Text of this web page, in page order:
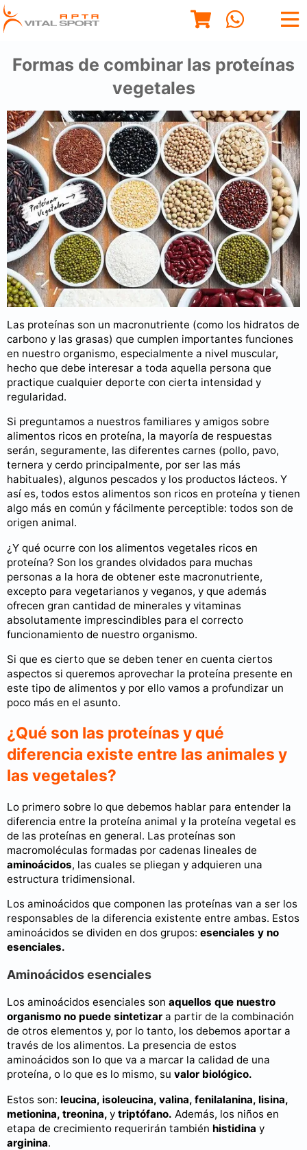
Formas de combinar las proteínas
vegetales
Las proteínas son un macronutriente (como los hidratos de
carbono y las grasas) que cumplen importantes funciones
en nuestro organismo, especialmente a nivel muscular,
hecho que debe interesar a toda aquella persona que
practique cualquier deporte con cierta intensidad y
regularidad.
Si preguntamos a nuestros familiares y amigos sobre
alimentos ricos en proteína, la mayoría de respuestas
serán, seguramente, las diferentes carnes (pollo, pavo,
ternera y cerdo principalmente, por ser las más
habituales), algunos pescados y los productos lácteos. Y
así es, todos estos alimentos son ricos en proteína y tienen
algo más en común y fácilmente perceptible: todos son de
origen animal.
¿Y qué ocurre con los alimentos vegetales ricos en
proteína? Son los grandes olvidados para muchas
personas a la hora de obtener este macronutriente,
excepto para vegetarianos y veganos, y que además
ofrecen gran cantidad de minerales y vitaminas
absolutamente imprescindibles para el correcto
funcionamiento de nuestro organismo.
Si que es cierto que se deben tener en cuenta ciertos
aspectos si queremos aprovechar la proteína presente en
este tipo de alimentos y por ello vamos a profundizar un
poco más en el asunto.
¿Qué son las proteínas y qué
diferencia existe entre las animales y
las vegetales?
Lo primero sobre lo que debemos hablar para entender la
diferencia entre la proteína animal y la proteína vegetal es
de las proteínas en general. Las proteínas son
macromoléculas formadas por cadenas lineales de
aminoácidos, las cuales se pliegan y adquieren una
estructura tridimensional.
Los aminoácidos que componen las proteínas van a ser los
responsables de la diferencia existente entre ambas. Estos
aminoácidos se dividen en dos grupos: esenciales y no
esenciales.
Aminoácidos esenciales
Los aminoácidos esenciales son aquellos que nuestro
organismo no puede sintetizar a partir de la combinación
de otros elementos y, por lo tanto, los debemos aportar a
través de los alimentos. La presencia de estos
aminoácidos son lo que va a marcar la calidad de una
proteína, o lo que es lo mismo, su valor biológico.
Estos son: leucina, isoleucina, valina, fenilalanina, lisina,
metionina, treonina, y triptófano. Además, los niños en
etapa de crecimiento requerirán también histidina y
arginina.